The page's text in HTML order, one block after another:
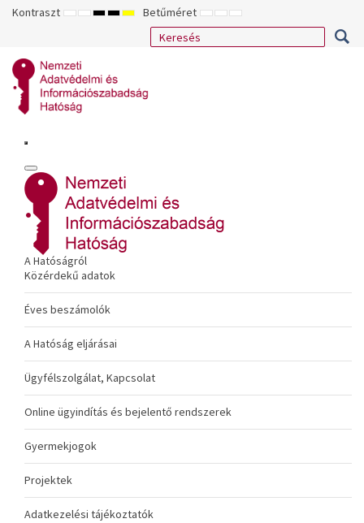
Kontraszt ALAPÉRTELMEZETT
ÉJSZAKAI
NAGY
KONTRASZTÚ
NAGY
KONTRASZTÚ
NAGY
KONTRASZTÚ
SÁRGA
FEKETE
Betűméret KISEBB
BETŰTÍPUS
ALAPÉRTELMEZETT
BETŰMÉRET
NAGYOBB
BETŰMÉRET
A Hatóságról
Közérdekű adatok
Éves beszámolók
A Hatóság eljárásai
Ügyfélszolgálat, Kapcsolat
Online ügyindítás és bejelentő rendszerek
Gyermekjogok
Projektek
Adatkezelési tájékoztatók